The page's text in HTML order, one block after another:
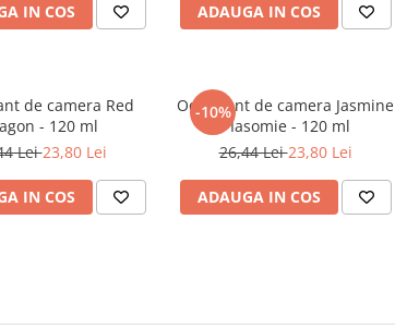
IN COS ADAUGA IN COS
de camera Red
- 120 ml
Lei23,80 Lei
IN COS
-10%
Odorizant de camera Jasmine
/ Iasomie - 120 ml
26,44 Lei23,80 Lei
ADAUGA IN COS